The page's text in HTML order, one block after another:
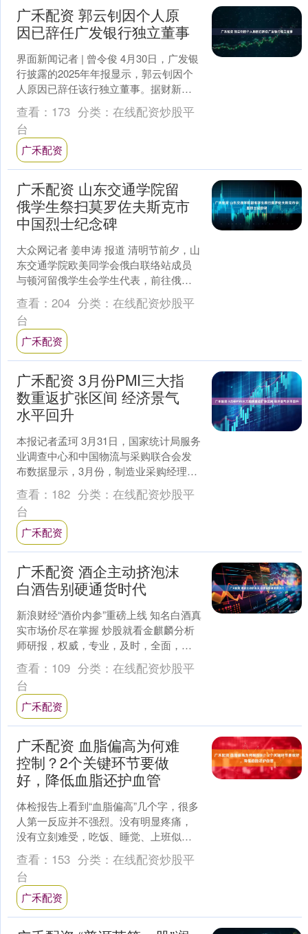
广禾配资 郭云钊因个人原
因已辞任广发银行独立董事
界面新闻记者 | 曾令俊 4月30日，广发银
行披露的2025年年报显示，郭云钊因个
人原因已辞任该行独立董事。据财新报
道，巴曙松案与郭云钊相关，两者均传
已失联。 ....
查看： 173 分类： 在线配资炒股平
台
广禾配资
广禾配资 山东交通学院留
俄学生祭扫莫罗佐夫斯克市
中国烈士纪念碑
大众网记者 姜申涛 报道 清明节前夕，山
东交通学院欧美同学会俄白联络站成员
与顿河留俄学生会学生代表，前往俄罗
斯罗斯托夫州莫罗佐夫斯克市，祭扫中
国烈士纪念碑，缅怀....
查看： 204 分类： 在线配资炒股平
台
广禾配资
广禾配资 3月份PMI三大指
数重返扩张区间 经济景气
水平回升
本报记者孟珂 3月31日，国家统计局服务
业调查中心和中国物流与采购联合会发
布数据显示，3月份，制造业采购经理指
数、非制造业商务活动指数和综合PMI产
出指数均重返....
查看： 182 分类： 在线配资炒股平
台
广禾配资
广禾配资 酒企主动挤泡沫
白酒告别硬通货时代
新浪财经“酒价内参”重磅上线 知名白酒真
实市场价尽在掌握 炒股就看金麒麟分析
师研报，权威，专业，及时，全面，助
您挖掘潜力主题机会！ 来源：北京商报
从龙头企业到....
查看： 109 分类： 在线配资炒股平
台
广禾配资
广禾配资 血脂偏高为何难
控制？2个关键环节要做
好，降低血脂还护血管
体检报告上看到“血脂偏高”几个字，很多
人第一反应并不强烈。没有明显疼痛，
没有立刻难受，吃饭、睡觉、上班似乎
都不受影响，于是就想着先拖一拖，等
有空了再调整。可现实....
查看： 153 分类： 在线配资炒股平
台
广禾配资